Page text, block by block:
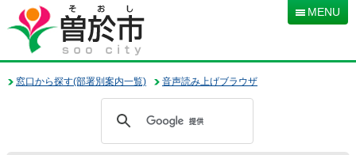
本
文
移
動
音声読み上げブラウザ
窓口から探す(部署別案内一覧)
MENU